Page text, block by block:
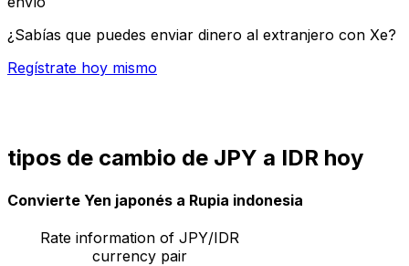
¿Sabías que puedes enviar dinero al extranjero con Xe?
Regístrate hoy mismo
tipos de cambio de JPY a IDR hoy
Convierte Yen japonés a Rupia indonesia
Rate information of JPY/IDR
currency pair